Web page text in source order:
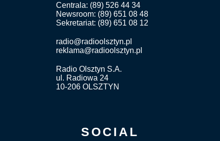
Centrala: (89) 526 44 34
Newsroom: (89) 651 08 48
Sekretariat: (89) 651 08 12
radio@radioolsztyn.pl
reklama@radioolsztyn.pl
Radio Olsztyn S.A.
ul. Radiowa 24
10-206 OLSZTYN
SOCIAL